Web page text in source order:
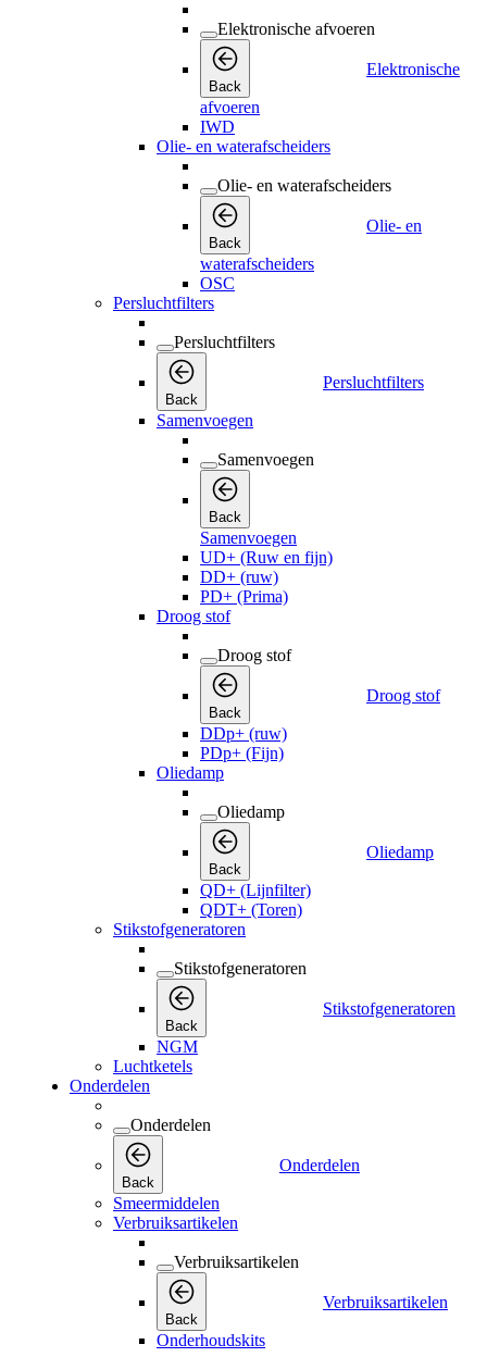
Elektronische afvoeren
Back
Elektronische
afvoeren
IWD
Olie- en waterafscheiders
Olie- en waterafscheiders
Back
Olie- en
waterafscheiders
OSC
Persluchtfilters
Persluchtfilters
Back
Persluchtfilters
Samenvoegen
Samenvoegen
Back
Samenvoegen
UD+ (Ruw en fijn)
DD+ (ruw)
PD+ (Prima)
Droog stof
Droog stof
Back
Droog stof
DDp+ (ruw)
PDp+ (Fijn)
Oliedamp
Oliedamp
Back
Oliedamp
QD+ (Lijnfilter)
QDT+ (Toren)
Stikstofgeneratoren
Stikstofgeneratoren
Back
Stikstofgeneratoren
NGM
Luchtketels
Onderdelen
Onderdelen
Back
Onderdelen
Smeermiddelen
Verbruiksartikelen
Verbruiksartikelen
Back
Verbruiksartikelen
Onderhoudskits